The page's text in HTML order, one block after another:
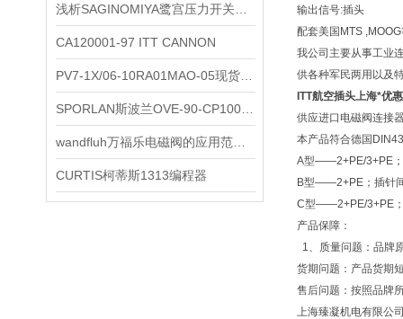
CA120001-97 ITT CANNON
CURTIS柯蒂斯1313编程器
输出信号:插头
配套美国MTS
我公司主要从事工业
供各种军民两用以及
ITT航空插头上海*优惠
供应进口电磁阀连接
本产品符合德国
A型——2+PE/3+PE；
B型——2+PE；插针
C型——2+PE/3+PE；
产品保障：
1、质量问题：品牌
货期问题：产品货期
售后问题：按照品牌
上海臻凝机电有限公